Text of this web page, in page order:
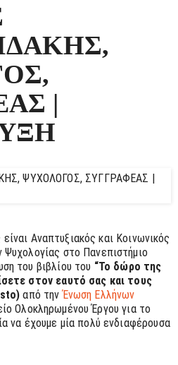
|
είναι Αναπτυξιακός και Κοινωνικός
στο Πανεπιστήμιο
του βιβλίου του “Το δώρο της
στον εαυτό σας και τους
από τηνΈνωση Ελλήνων
Ολοκληρωμένου Έργου για το
να έχουμε μία πολύ ενδιαφέρουσα